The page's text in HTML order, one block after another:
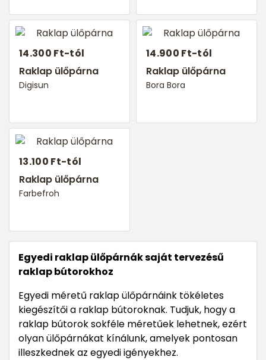
14.300 Ft-tól
Raklap ülőpárna
Digisun
14.900 Ft-tól
Raklap ülőpárna
Bora Bora
13.100 Ft-tól
Raklap ülőpárna
Farbefroh
Egyedi raklap ülőpárnák saját tervezésű
raklap bútorokhoz
Egyedi méretű raklap ülőpárnáink tökéletes
kiegészítői a raklap bútoroknak. Tudjuk, hogy a
raklap bútorok sokféle méretűek lehetnek, ezért
olyan ülőpárnákat kínálunk, amelyek pontosan
illeszkednek az egyedi igényekhez.